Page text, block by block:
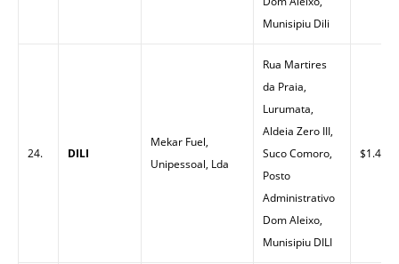
Munisipiu Dili
24. DILI
Mekar Fuel,
Unipessoal, Lda
Rua Martires
da Praia,
Lurumata,
Aldeia Zero III,
Suco Comoro,
Posto
Administrativo
Dom Aleixo,
Munisipiu DILI
$1.43